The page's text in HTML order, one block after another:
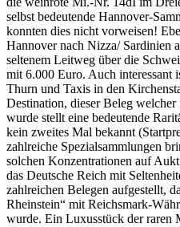
selbst bedeutende Hannover-
konnten dies nicht vorweisen!
Hannover nach Nizza/ Sardinien
seltenem Leitweg über die
mit 6.000 Euro. Auch interessant
Thurn und Taxis in den
Destination, dieser Beleg
wurde stellt eine bedeutende
kein zweites Mal bekannt
zahlreiche Spezialsammlungen
solchen Konzentrationen auf
das Deutsche Reich mit
zahlreichen Belegen aufgestellt,
Rheinstein“ mit Reichsmark-
wurde. Ein Luxusstück der raren